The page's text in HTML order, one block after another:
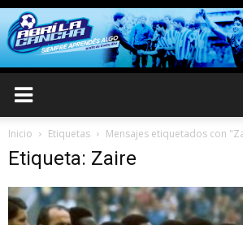
Inicio Etiquetas Mensajes etiquetados con
Etiqueta: Zaire